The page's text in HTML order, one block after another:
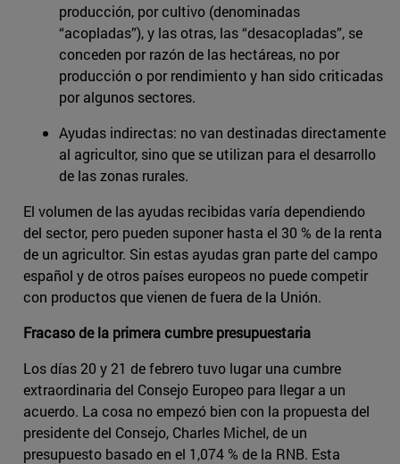
producción, por cultivo (denominadas
“acopladas”), y las otras, las “desacopladas”, se
conceden por razón de las hectáreas, no por
producción o por rendimiento y han sido criticadas
por algunos sectores.
Ayudas indirectas: no van destinadas directamente
al agricultor, sino que se utilizan para el desarrollo
de las zonas rurales.
El volumen de las ayudas recibidas varía dependiendo
del sector, pero pueden suponer hasta el 30 % de la renta
de un agricultor. Sin estas ayudas gran parte del campo
español y de otros países europeos no puede competir
con productos que vienen de fuera de la Unión.
Fracaso de la primera cumbre presupuestaria
Los días 20 y 21 de febrero tuvo lugar una cumbre
extraordinaria del Consejo Europeo para llegar a un
acuerdo. La cosa no empezó bien con la propuesta del
presidente del Consejo, Charles Michel, de un
presupuesto basado en el 1,074 % de la RNB. Esta